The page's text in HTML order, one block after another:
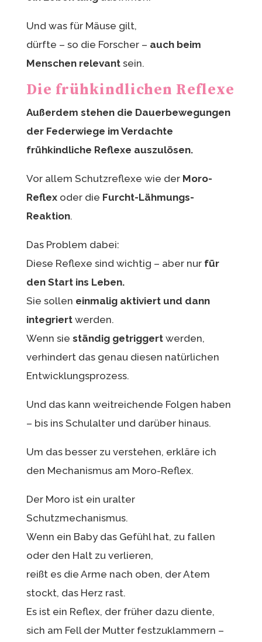
Und was für Mäuse gilt,
dürfte – so die Forscher – auch beim
Menschen relevantsein.
Die frühkindlichen Reflexe
Außerdem stehen die Dauerbewegungen
der Federwiege im Verdachte
frühkindliche Reflexe auszulösen.
Vor allem Schutzreflexe wie der Moro-
Reflexoder die Furcht-Lähmungs-
Reaktion.
Das Problem dabei:
Diese Reflexe sind wichtig – aber nur für
den Start ins Leben.
Sie sollen einmalig aktiviert und dann
integriertwerden.
Wenn sie ständig getriggertwerden,
verhindert das genau diesen natürlichen
Entwicklungsprozess.
Und das kann weitreichende Folgen haben
– bis ins Schulalter und darüber hinaus.
Um das besser zu verstehen, erkläre ich
den Mechanismus am Moro-Reflex.
Der Moro ist ein uralter
Schutzmechanismus.
Wenn ein Baby das Gefühl hat, zu fallen
oder den Halt zu verlieren,
reißt es die Arme nach oben, der Atem
stockt, das Herz rast.
Es ist ein Reflex, der früher dazu diente,
sich am Fell der Mutter festzuklammern –